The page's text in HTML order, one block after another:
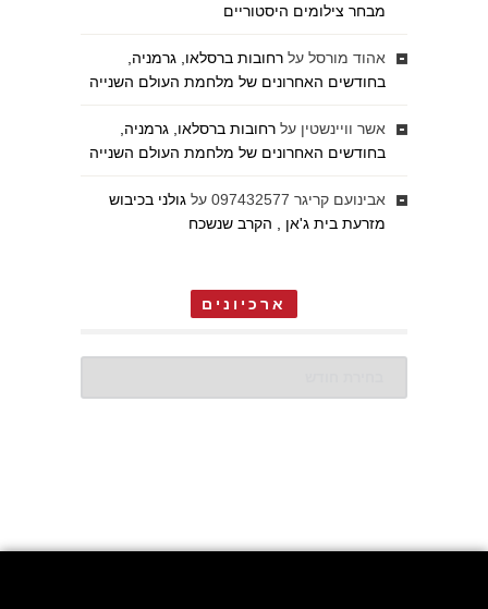
מבחר צילומים היסטוריים
אהוד מורסל על רחובות ברסלאו, גרמניה,
בחודשים האחרונים של מלחמת העולם השנייה
אשר וויינשטין על רחובות ברסלאו, גרמניה,
בחודשים האחרונים של מלחמת העולם השנייה
אבינועם קריגר 097432577 על גולני בכיבוש
מזרעת בית ג'אן , הקרב שנשכח
ארכיונים